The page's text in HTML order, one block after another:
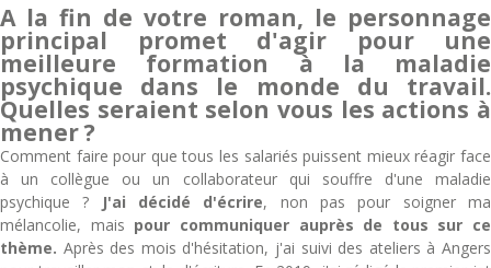
A la fin de votre roman, le personnage
principal promet d'agir pour une
meilleure formation à la maladie
psychique dans le monde du travail.
Quelles seraient selon vous les actions à
mener ?
Comment faire pour que tous les salariés puissent mieux réagir face
à un collègue ou un collaborateur qui souffre d'une maladie
psychique ?
J'ai décidé d'écrire, non pas pour soigner ma
mélancolie, mais pour communiquer auprès de tous sur ce
thème. Après des mois d'hésitation, j'ai suivi des ateliers à Angers